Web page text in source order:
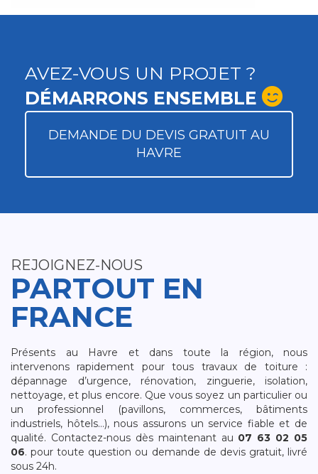
AVEZ-VOUS UN PROJET ?
DÉMARRONS ENSEMBLE
DEMANDE DU DEVIS GRATUIT AU
HAVRE
REJOIGNEZ-NOUS
PARTOUT EN
FRANCE
Présents au Havre et dans toute la région, nous
intervenons rapidement pour tous travaux de toiture :
dépannage d’urgence, rénovation, zinguerie, isolation,
nettoyage, et plus encore. Que vous soyez un particulier ou
un professionnel (pavillons, commerces, bâtiments
industriels, hôtels…), nous assurons un service fiable et de
qualité. Contactez-nous dès maintenant au 07 63 02 05
06. pour toute question ou demande de devis gratuit, livré
sous 24h.